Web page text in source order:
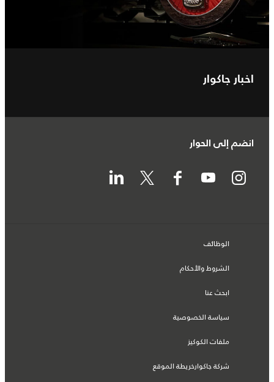
اخبار جاكوار
انضم إلى الحوار
الوظائف
الشروط والأحكام
ابحث عنا
سياسة الخصوصية
ملفات الكوكيز
شركة جاكوارخريطة الموقع